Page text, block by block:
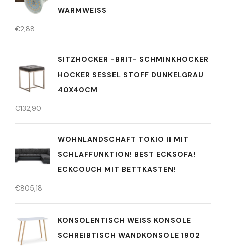
WARMWEISS
€2,88
SITZHOCKER -BRIT- SCHMINKHOCKER
HOCKER SESSEL STOFF DUNKELGRAU
40X40CM
€132,90
WOHNLANDSCHAFT TOKIO II MIT
SCHLAFFUNKTION! BEST ECKSOFA!
ECKCOUCH MIT BETTKASTEN!
€805,18
KONSOLENTISCH WEISS KONSOLE S
CHREIBTISCH WANDKONSOLE 1902